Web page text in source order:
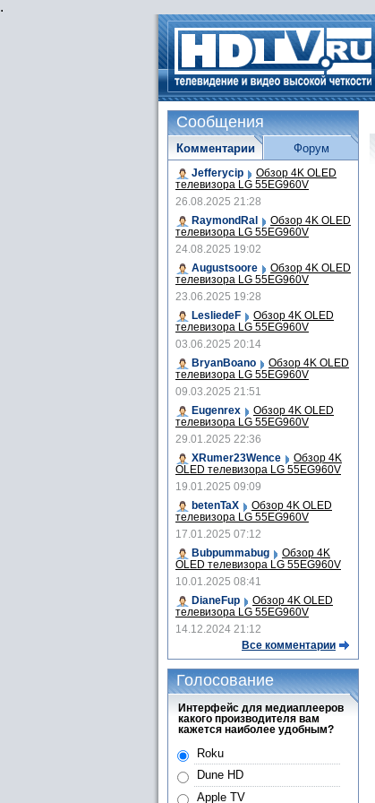
.
Сообщения
Комментарии
Jefferycip Обзор 4K OLED
телевизора LG 55EG960V
26.08.2025 21:28
RaymondRal
Обзор 4K OLED
телевизора LG 55EG960V
24.08.2025 19:02
Augustsoore
Обзор 4K OLED
телевизора LG 55EG960V
23.06.2025 19:28
LesliedeF
Обзор 4K OLED
телевизора LG 55EG960V
03.06.2025 20:14
BryanBoano
Обзор 4K OLED
телевизора LG 55EG960V
09.03.2025 21:51
Eugenrex
Обзор 4K OLED
телевизора LG 55EG960V
29.01.2025 22:36
XRumer23Wence
Обзор 4K
OLED телевизора LG 55EG960V
19.01.2025 09:09
betenTaX
Обзор 4K OLED
телевизора LG 55EG960V
17.01.2025 07:12
Bubpummabug
Обзор 4K
OLED телевизора LG 55EG960V
10.01.2025 08:41
DianeFup
Обзор 4K OLED
телевизора LG 55EG960V
14.12.2024 21:12
Все комментарии
Форум
Голосование
Интерфейс для медиаплееров
какого производителя вам
кажется наиболее удобным?
Roku
Dune HD
Apple TV